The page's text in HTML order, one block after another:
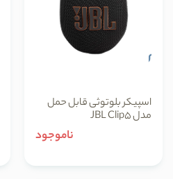
اسپیکر بلوتوثی قابل حمل
مدل JBL Clip5
ناموجود